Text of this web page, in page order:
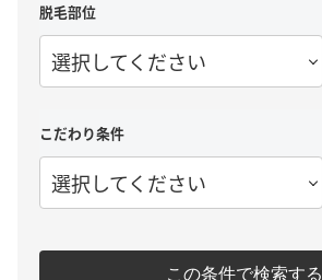
脱毛部位
選択してください
こだわり条件
選択してください
この条件で検索する